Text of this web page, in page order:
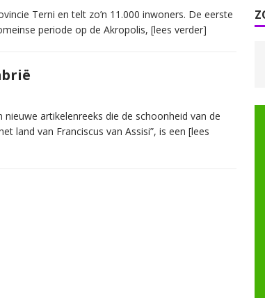
Terni en telt zo’n 11.000 inwoners. De eerste
periode op de Akropolis, [lees verder]
artikelenreeks die de schoonheid van de
land van Franciscus van Assisi”, is een [lees